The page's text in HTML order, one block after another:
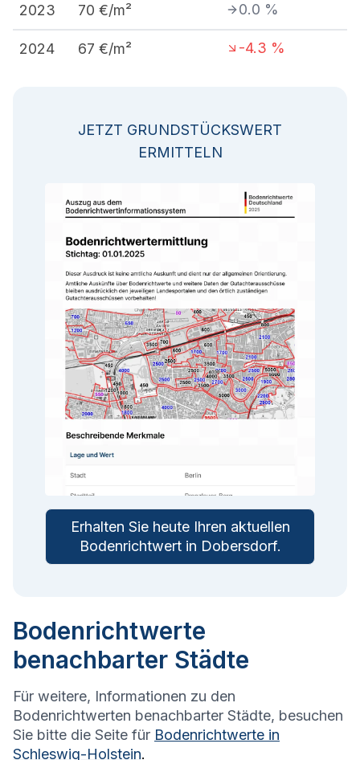
2023 70 €/m² 0.0 %
2024 67 €/m² -4.3 %
JETZT GRUNDSTÜCKSWERT
ERMITTELN
Erhalten Sie heute Ihren aktuellen
Bodenrichtwert in Dobersdorf.
Bodenrichtwerte
benachbarter Städte
Für weitere, Informationen zu den
Bodenrichtwerten benachbarter Städte, besuchen
Sie bitte die Seite für Bodenrichtwerte in
Schleswig-Holstein.